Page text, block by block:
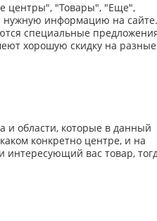
центры", "Товары", "Еще",
нужную информацию на
специальные
хорошую скидку на разные
и области, которые в данный
конкретно центре, и на
интересующий вас товар,